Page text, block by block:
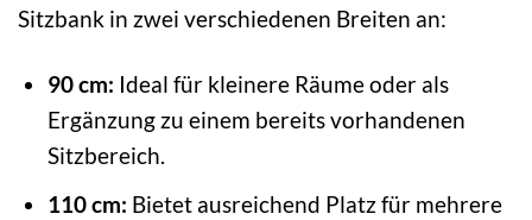
Sitzbank in zwei verschiedenen Breiten an:
90 cm: Ideal für kleinere Räume oder als
Ergänzung zu einem bereits vorhandenen
Sitzbereich.
110 cm: Bietet ausreichend Platz für mehrere